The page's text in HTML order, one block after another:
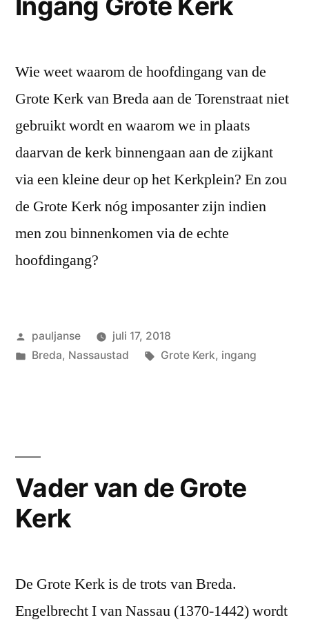
Wie weet waarom de hoofdingang van de
Grote Kerk van Breda aan de Torenstraat niet
gebruikt wordt en waarom we in plaats
daarvan de kerk binnengaan aan de zijkant
via een kleine deur op het Kerkplein? En zou
de Grote Kerk nóg imposanter zijn indien
men zou binnenkomen via de echte
hoofdingang?
Geplaatst
door
pauljanse
juli 17, 2018
Geplaatst
Breda, Nassaustad Tags:
Grote Kerk, ingang
Vader van de Grote
Kerk
De Grote Kerk is de trots van Breda.
Engelbrecht I van Nassau (1370-1442) wordt